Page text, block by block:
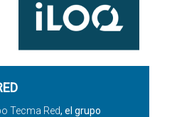
Tecma Red, el grupo